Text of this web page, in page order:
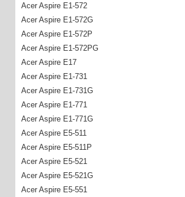
Acer Aspire E1-572
Acer Aspire E1-572G
Acer Aspire E1-572P
Acer Aspire E1-572PG
Acer Aspire E17
Acer Aspire E1-731
Acer Aspire E1-731G
Acer Aspire E1-771
Acer Aspire E1-771G
Acer Aspire E5-511
Acer Aspire E5-511P
Acer Aspire E5-521
Acer Aspire E5-521G
Acer Aspire E5-551